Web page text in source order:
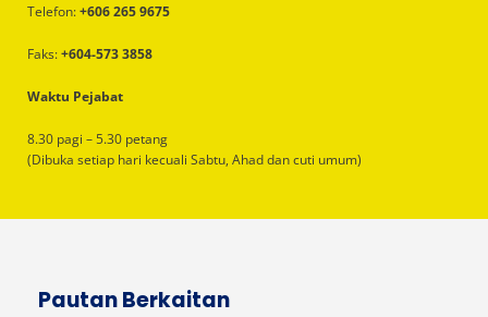
Telefon:+606 265 9675
Faks:+604-573 3858
Waktu Pejabat
8.30 pagi – 5.30 petang
(Dibuka setiap hari kecuali Sabtu, Ahad dan cuti umum)
Pautan Berkaitan